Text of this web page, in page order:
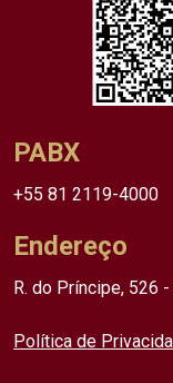
PABX
+55 81 2119-4000
Endereço
R. do Príncipe, 526
Política de